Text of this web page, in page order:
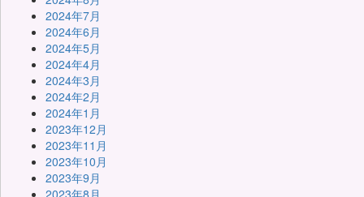
2024年7月
2024年6月
2024年5月
2024年4月
2024年3月
2024年2月
2024年1月
2023年12月
2023年11月
2023年10月
2023年9月